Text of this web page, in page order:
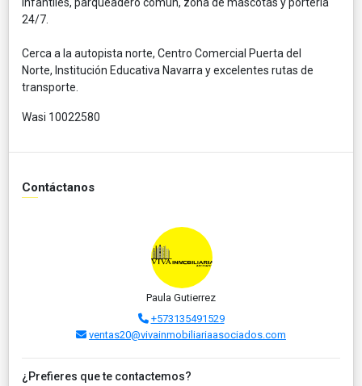
24/7.
Cerca a la autopista norte, Centro Comercial Puerta del
Norte, Institución Educativa Navarra y excelentes rutas de
transporte.
Wasi 10022580
Contáctanos
Paula Gutierrez
+573135491529
ventas20@vivainmobiliariaasociados.com
¿Prefieres que te contactemos?